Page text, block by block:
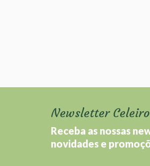
Newsletter Celeiro
Receba as nossas
novidades e